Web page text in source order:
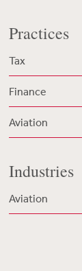
Practices
Tax
Finance
Aviation
Industries
Aviation